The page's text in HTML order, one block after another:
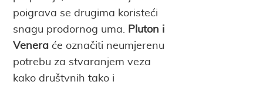
poigrava se drugima koristeći
snagu prodornog uma. Pluton i
Venera će označiti neumjerenu
potrebu za stvaranjem veza
kako društvnih tako i